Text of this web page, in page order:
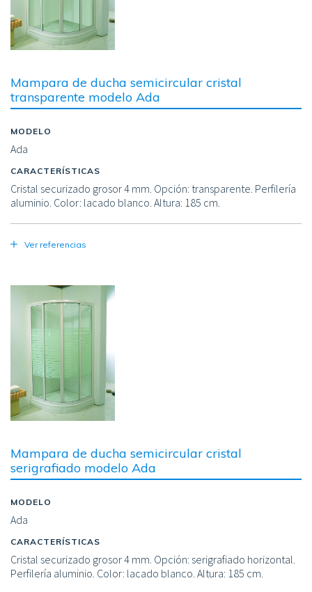
Mampara de ducha semicircular cristal
transparente modelo Ada
MODELO
Ada
CARACTERÍSTICAS
Cristal securizado grosor 4 mm. Opción: transparente. Perfilería
aluminio. Color: lacado blanco. Altura: 185 cm.
Ver referencias
Mampara de ducha semicircular cristal
serigrafiado modelo Ada
MODELO
Ada
CARACTERÍSTICAS
Cristal securizado grosor 4 mm. Opción: serigrafiado horizontal.
Perfilería aluminio. Color: lacado blanco. Altura: 185 cm.